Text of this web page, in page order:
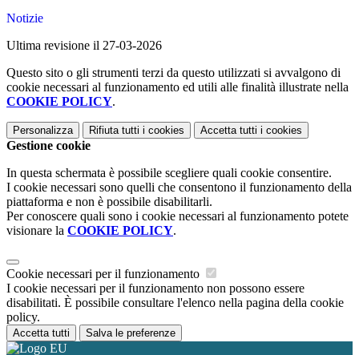
Notizie
Ultima revisione il 27-03-2026
Questo sito o gli strumenti terzi da questo utilizzati si avvalgono di
cookie necessari al funzionamento ed utili alle finalità illustrate nella
COOKIE POLICY.
Personalizza Rifiuta tutti i cookies Accetta tutti i cookies
Gestione cookie
In questa schermata è possibile scegliere quali cookie consentire.
I cookie necessari sono quelli che consentono il funzionamento della
piattaforma e non è possibile disabilitarli.
Per conoscere quali sono i cookie necessari al funzionamento potete
visionare la COOKIE POLICY.
Cookie necessari per il funzionamento
I cookie necessari per il funzionamento non possono essere
disabilitati. È possibile consultare l'elenco nella pagina della cookie
policy.
Accetta tutti Salva le preferenze